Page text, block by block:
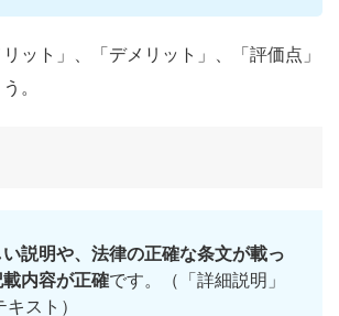
ット」、「デメリット」、「評価点」
。
説明や、法律の正確な条文が載っ
内容が正確です。（「詳細説明」
スト）